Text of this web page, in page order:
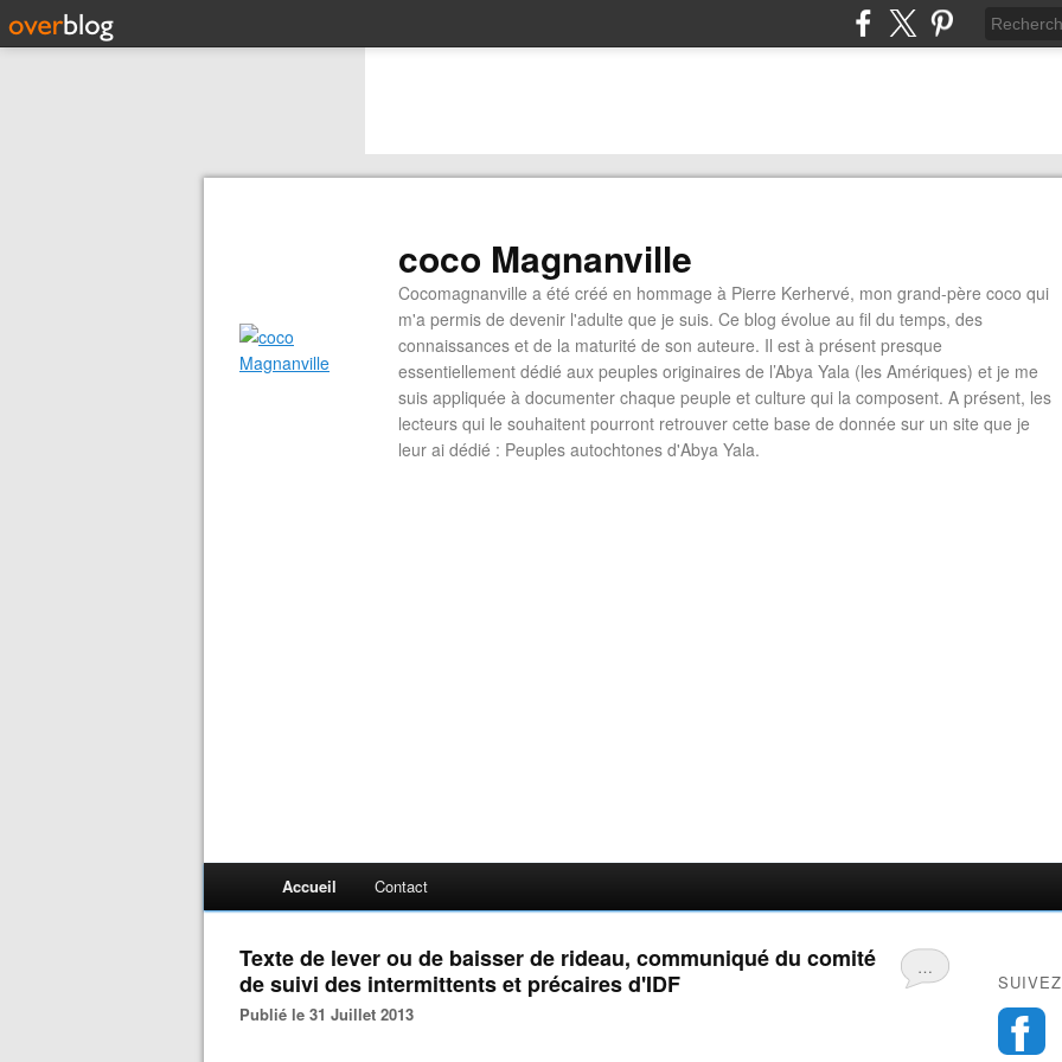
coco Magnanville
Cocomagnanville a été créé en hommage à Pierre Kerhervé, mon grand-père coco qui
m'a permis de devenir l'adulte que je suis. Ce blog évolue au fil du temps, des
connaissances et de la maturité de son auteure. Il est à présent presque
essentiellement dédié aux peuples originaires de l’Abya Yala (les Amériques) et je me
suis appliquée à documenter chaque peuple et culture qui la composent. A présent, les
lecteurs qui le souhaitent pourront retrouver cette base de donnée sur un site que je
leur ai dédié : Peuples autochtones d'Abya Yala.
Accueil Contact
…
Texte de lever ou de baisser de rideau, communiqué du comité
de suivi des intermittents et précaires d'IDF
Publié le 31 Juillet 2013